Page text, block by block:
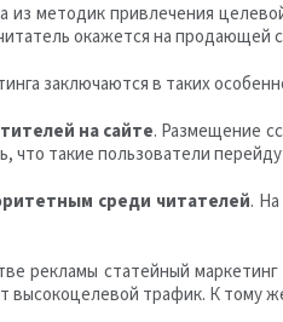
методик привлечения
окажется на продающей
заключаются в таких
на сайте. Размещение
что такие пользователи
среди читателей.
рекламы статейный
высокоцелевой трафик. К тому